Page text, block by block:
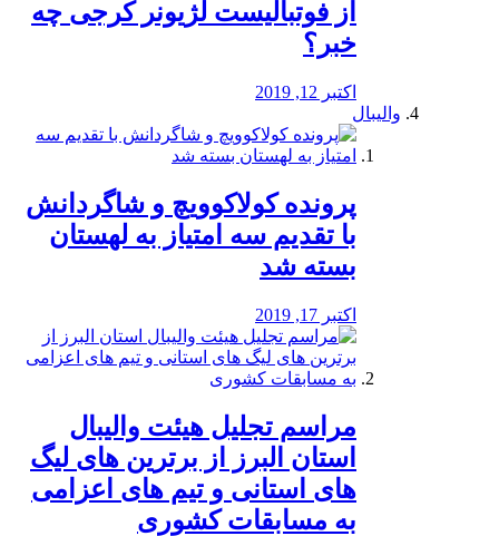
از فوتبالیست لژیونر کرجی چه
خبر؟
اکتبر 12, 2019
والیبال
پرونده کولاکوویچ و شاگردانش
با تقدیم سه امتیاز به لهستان
بسته شد
اکتبر 17, 2019
مراسم تجلیل هیئت والیبال
استان البرز از برترین های لیگ
های استانی و تیم های اعزامی
به مسابقات کشوری